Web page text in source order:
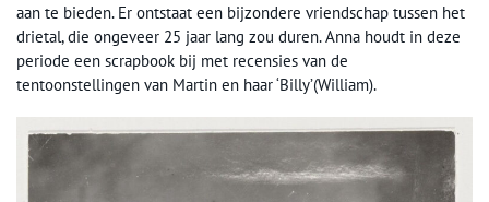
aan te bieden. Er ontstaat een bijzondere vriendschap tussen het
drietal, die ongeveer 25 jaar lang zou duren. Anna houdt in deze
periode een scrapbook bij met recensies van de
tentoonstellingen van Martin en haar ‘Billy’(William).